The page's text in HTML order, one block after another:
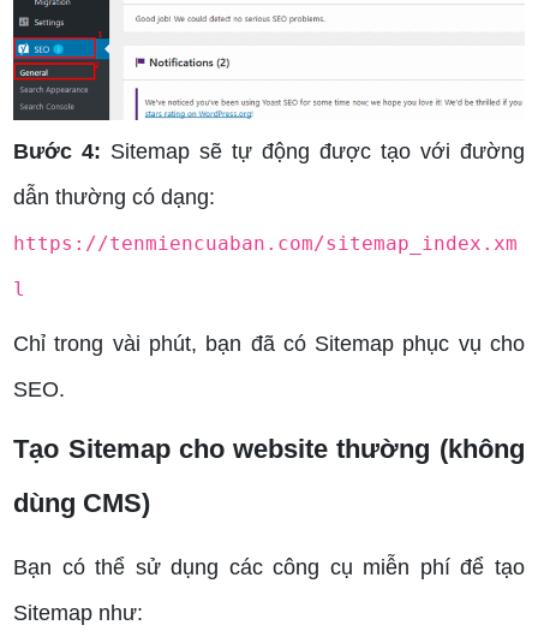
Bước 4: Sitemap sẽ tự động được tạo với đường
dẫn thường có dạng:
https://tenmiencuaban.com/sitemap_index.xm
l
Chỉ trong vài phút, bạn đã có Sitemap phục vụ cho
SEO.
Tạo Sitemap cho website thường (không
dùng CMS)
Bạn có thể sử dụng các công cụ miễn phí để tạo
Sitemap như: